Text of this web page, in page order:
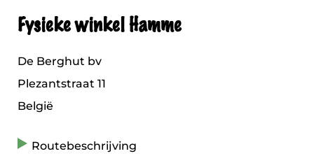
Fysieke winkel Hamme
De Berghut bv
Plezantstraat 11
België
Routebeschrijving